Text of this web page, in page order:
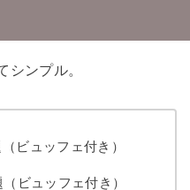
シンプル。
ビュッフェ付き）
ビュッフェ付き）